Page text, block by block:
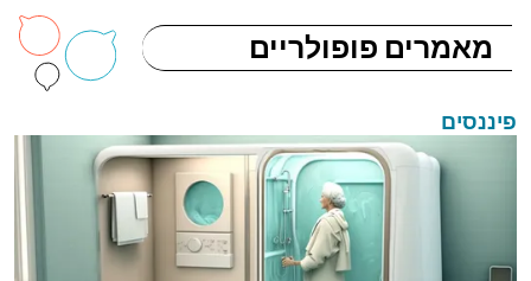
מאמרים פופולריים
פיננסים